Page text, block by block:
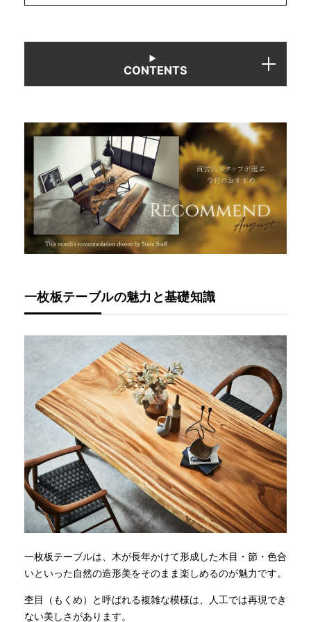
CONTENTS
一枚板テーブルの魅力と基礎知識
一枚板テーブルは、木が長年かけて形成した木目・節・色合
いといった自然の造形美をそのまま楽しめるのが魅力です。
杢目（もくめ）と呼ばれる複雑な模様は、人工では再現でき
ない美しさがあります。